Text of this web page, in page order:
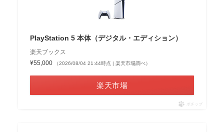
PlayStation 5 本体（デジタル・エディション）
楽天ブックス
¥55,000
（2026/08/04 21:44時点 | 楽天市場調べ）
楽天市場
ポチップ